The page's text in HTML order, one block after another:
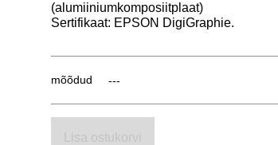
(alumiiniumkomposiitplaat)
Sertifikaat: EPSON DigiGraphie.
mõõdud